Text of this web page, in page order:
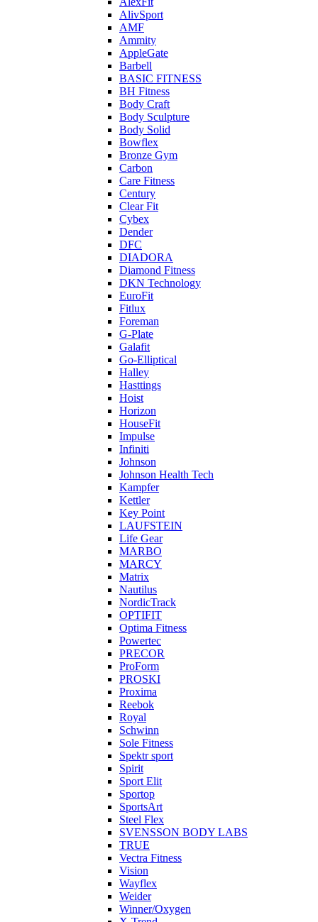
AlivSport
AMF
Ammity
AppleGate
Barbell
BASIC FITNESS
BH Fitness
Body Craft
Body Sculpture
Body Solid
Bowflex
Bronze Gym
Carbon
Care Fitness
Century
Clear Fit
Cybex
Dender
DFC
DIADORA
Diamond Fitness
DKN Technology
EuroFit
Fitlux
Foreman
G-Plate
Galafit
Go-Elliptical
Halley
Hasttings
Hoist
Horizon
HouseFit
Impulse
Infiniti
Johnson
Johnson Health Tech
Kampfer
Kettler
Key Point
LAUFSTEIN
Life Gear
MARBO
MARCY
Matrix
Nautilus
NordicTrack
OPTIFIT
Optima Fitness
Powertec
PRECOR
ProForm
PROSKI
Proxima
Reebok
Royal
Schwinn
Sole Fitness
Spektr sport
Spirit
Sport Elit
Sportop
SportsArt
Steel Flex
SVENSSON BODY LABS
TRUE
Vectra Fitness
Vision
Wayflex
Weider
Winner/Oxygen